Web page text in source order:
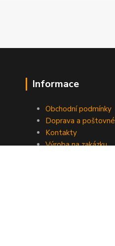
Informace
Obchodní podmínky
Doprava a poštovné
Kontakty
Výroba na zakázku